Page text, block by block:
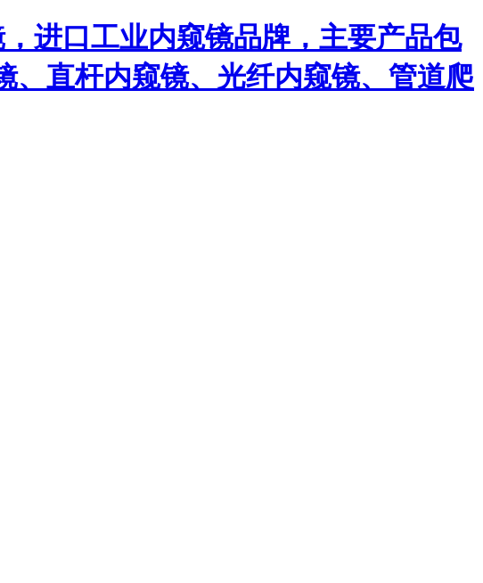
进口工业内窥镜品牌，主要产品包
、直杆内窥镜、光纤内窥镜、管道爬